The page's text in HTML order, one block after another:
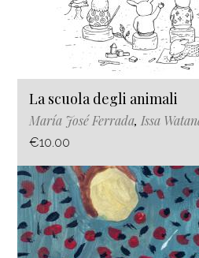
La scuola degli animali
María José Ferrada, Issa
€10.00